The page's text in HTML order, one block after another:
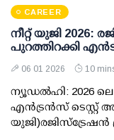
CAREER
നീറ്റ് യുജി 2026:
പുറത്തിറക്കി
06 01 2026 10
ന്യൂഡല്‍ഹി: 2026
എന്‍ട്രന്‍സ് ടെസ്റ്റ്
യുജി)രജിസ്‌ട്രേഷന്‍